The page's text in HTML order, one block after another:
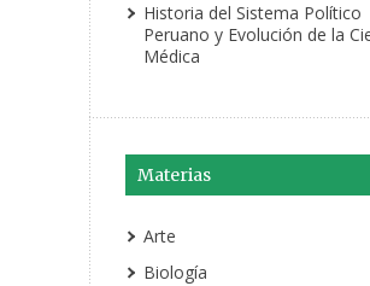
Historia del Sistema Político
Peruano y Evolución de la
Médica
Materias
Arte
Biología